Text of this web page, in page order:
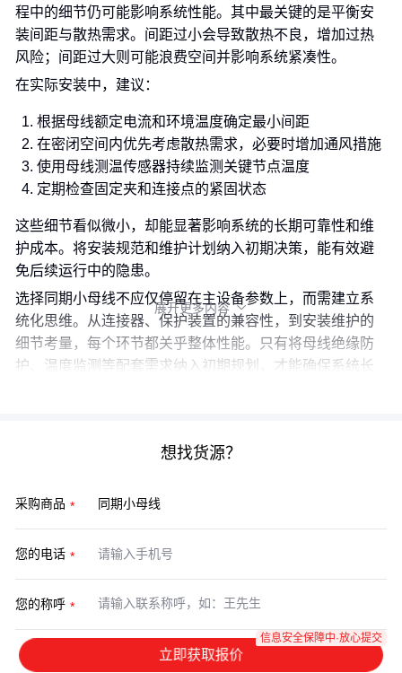
程中的细节仍可能影响系统性能。其中最关键的是平衡安
装间距与散热需求。间距过小会导致散热不良，增加过热
风险；间距过大则可能浪费空间并影响系统紧凑性。
在实际安装中，建议：
根据母线额定电流和环境温度确定最小间距
在密闭空间内优先考虑散热需求，必要时增加通风措施
使用母线测温传感器持续监测关键节点温度
定期检查固定夹和连接点的紧固状态
这些细节看似微小，却能显著影响系统的长期可靠性和维
护成本。将安装规范和维护计划纳入初期决策，能有效避
免后续运行中的隐患。
选择同期小母线不应仅停留在主设备参数上，而需建立系
统化思维。从连接器、保护装置的兼容性，到安装维护的
细节考量，每个环节都关乎整体性能。只有将母线绝缘防
护、温度监测等配套需求纳入初期规划，才能确保系统长
展开更多内容 
想找货源？
采购商品
您的电话
您的称呼
立即获取报价
信息安全保障中·放心提交